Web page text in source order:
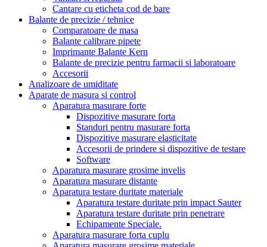
Cantare cu eticheta cod de bare
Balante de precizie / tehnice
Comparatoare de masa
Balante calibrare pipete
Imprimante Balante Kern
Balante de precizie pentru farmacii si laboratoare
Accesorii
Analizoare de umiditate
Aparate de masura si control
Aparatura masurare forte
Dispozitive masurare forta
Standuri pentru masurare forta
Dispozitive masurare elasticitate
Accesorii de prindere si dispozitive de testare
Software
Aparatura masurare grosime invelis
Aparatura masurare distante
Aparatura testare duritate materiale
Aparatura testare duritate prin impact Sauter
Aparatura testare duritate prin penetrare
Echipamente Speciale.
Aparatura masurare forta cuplu